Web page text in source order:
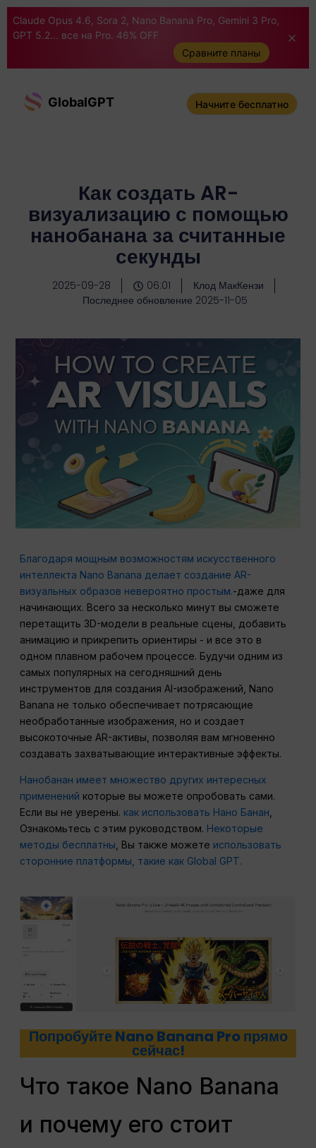
Claude Opus 4.6, Sora 2, Nano Banana Pro, Gemini 3 Pro,
GPT 5.2... все на Pro. 46% OFF
Сравните планы
GlobalGPT Начните бесплатно
Как создать AR-
визуализацию с помощью
нанобанана за считанные
секунды
2025-09-28 06:01
Клод МакКензи
Последнее обновление 2025-11-05
Благодаря мощным возможностям искусственного
интеллекта Nano Banana делает создание AR-
визуальных образов невероятно простым.-даже для
начинающих. Всего за несколько минут вы сможете
перетащить 3D-модели в реальные сцены, добавить
анимацию и прикрепить ориентиры - и все это в
одном плавном рабочем процессе. Будучи одним из
самых популярных на сегодняшний день
инструментов для создания AI-изображений, Nano
Banana не только обеспечивает потрясающие
необработанные изображения, но и создает
высокоточные AR-активы, позволяя вам мгновенно
создавать захватывающие интерактивные эффекты.
Нанобанан имеет множество других интересных
применений которые вы можете опробовать сами.
Если вы не уверены. как использовать Нано Банан
Ознакомьтесь с этим руководством. Некоторые
методы бесплатны , Вы также можете использовать
сторонние платформы, такие как Global GPT.
Попробуйте Nano Banana Pro прямо
сейчас!
Что такое Nano Banana
и почему его стоит